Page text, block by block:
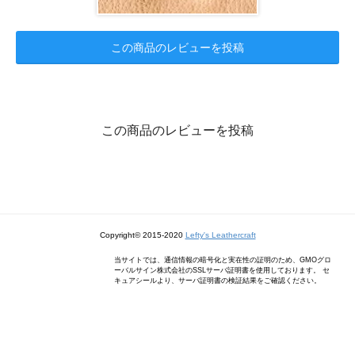
この商品のレビューを投稿
この商品のレビューを投稿
Copyright© 2015-2020 Lefty's Leathercraft
当サイトでは、通信情報の暗号化と実在性の証明のため、GMOグロ
ーバルサイン株式会社のSSLサーバ証明書を使用しております。 セ
キュアシールより、サーバ証明書の検証結果をご確認ください。